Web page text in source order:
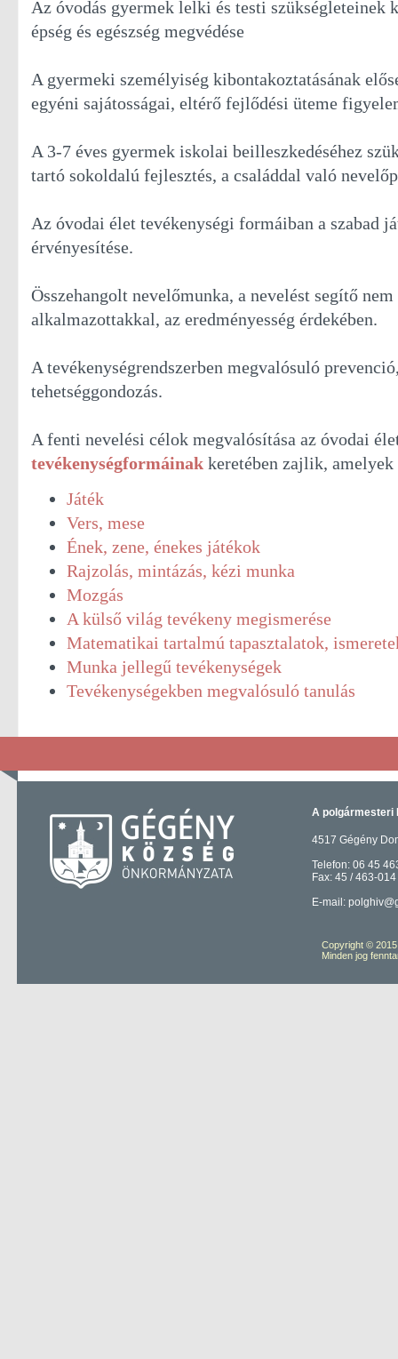
Az óvodás gyermek lelki és testi szükségleteinek
épség és egészség megvédése
A gyermeki személyiség kibontakoztatásának
egyéni sajátosságai, eltérő fejlődési üteme
A 3-7 éves gyermek iskolai beilleszkedéséhez
tartó sokoldalú fejlesztés, a családdal való
Az óvodai élet tevékenységi formáiban a szabad
érvényesítése.
Összehangolt nevelőmunka, a nevelést segítő nem
alkalmazottakkal, az eredményesség érdekében.
A tevékenységrendszerben megvalósuló
tehetséggondozás.
A fenti nevelési célok megvalósítása az óvodai
tevékenységformáinak keretében zajlik, amelyek
Játék
Vers, mese
Ének, zene, énekes játékok
Rajzolás, mintázás, kézi munka
Mozgás
A külső világ tevékeny megismerése
Matematikai tartalmú tapasztalatok,
Munka jellegű tevékenységek
Tevékenységekben megvalósuló tanulás
A polgármesteri
4517 Gégény
Telefon: 06 45
Fax: 45 / 463-014
E-mail:
Copyright ©
Minden jog